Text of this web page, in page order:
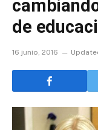
de
16 junio, 2016